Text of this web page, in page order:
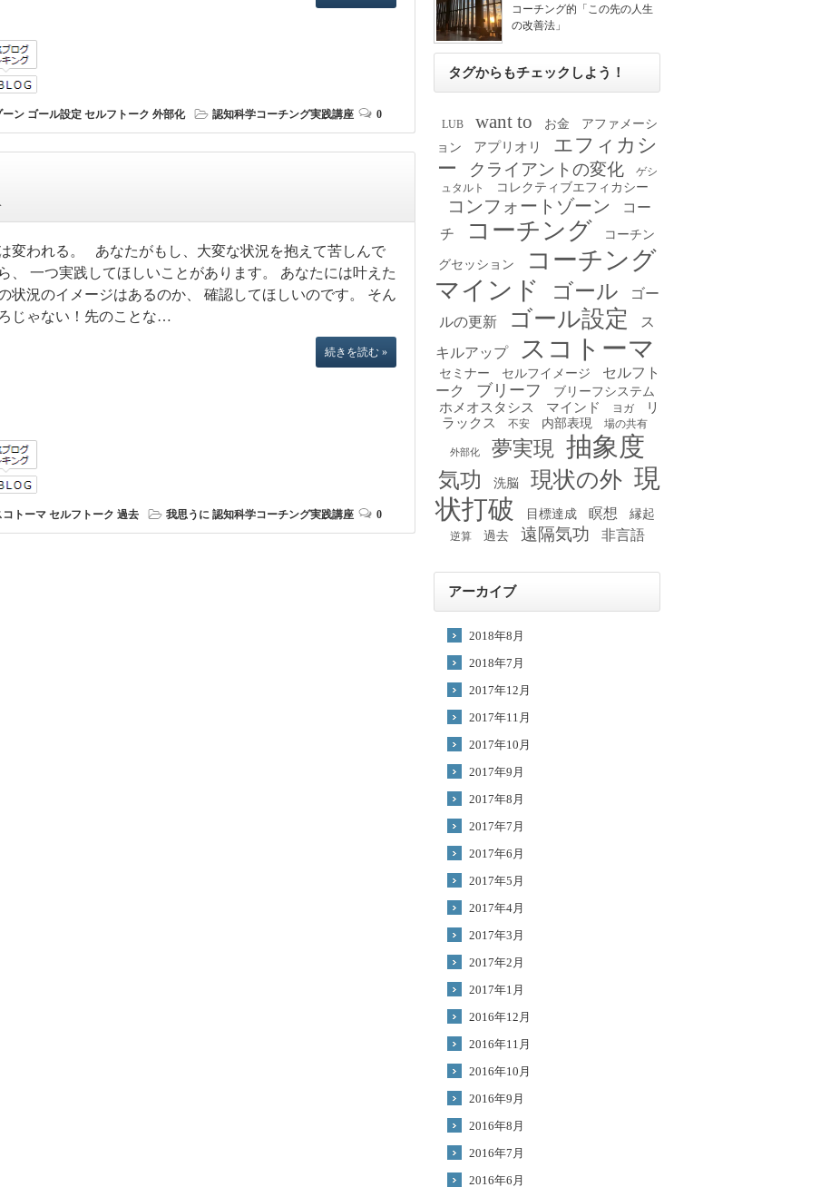
ーン ゴール設定 セルフトーク 外部化 認知科学コーチング実践講座 0
変われる。 あなたがもし、大変な状況を抱えて苦しんで
、 一つ実践してほしいことがあります。 あなたには叶えた
状況のイメージはあるのか、 確認してほしいのです。 そん
じゃない！先のことな…
続きを読む »
コトーマ セルフトーク 過去 我思うに 認知科学コーチング実践講座 0
コーチング的「この先の人生
の改善法」
タグからもチェックしよう！
LUB want to お金
アファメーシ
ョン
アプリオリ
エフィカシ
ー
クライアントの変化
ゲシ
ュタルト
コレクティブエフィカシー
コンフォートゾーン
コー
チ
コーチング コーチン
グセッション
コーチング
マインド
ゴール
ゴー
ルの更新
ゴール設定
ス
キルアップ
スコトーマ
セミナー セルフイメージ
セルフト
ーク
ブリーフ ブリーフシステム
ホメオスタシス マインド ヨガ
リ
ラックス
不安 内部表現 場の共有
外部化 夢実現 抽象度
気功 洗脳 現状の外 現
状打破
目標達成 瞑想 縁起
逆算 過去 遠隔気功 非言語
アーカイブ
2018年8月
2018年7月
2017年12月
2017年11月
2017年10月
2017年9月
2017年8月
2017年7月
2017年6月
2017年5月
2017年4月
2017年3月
2017年2月
2017年1月
2016年12月
2016年11月
2016年10月
2016年9月
2016年8月
2016年7月
2016年6月